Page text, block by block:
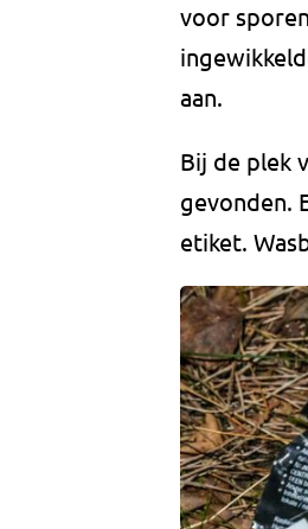
voor
aan.
Bij de plek
gevonden.
etiket.